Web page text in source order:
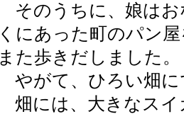
そのうちに、娘はお
くにあった町のパン
また歩きだしました。
やがて、ひろい畑に
畑には、大きなスイ